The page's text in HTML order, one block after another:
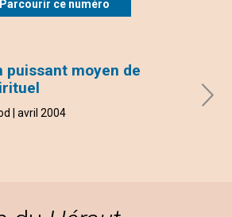
Parcourir ce numéro
puissant moyen de
| avril 2004
avec